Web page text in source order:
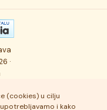
(cookies) u cilju
i kako
·